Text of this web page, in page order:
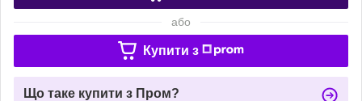
або
Купити з
Що таке купити з Пром?